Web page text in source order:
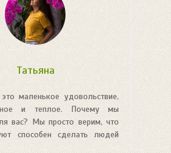
Татьяна
маленькое удовольствие,
и теплое. Почему мы
вас? Мы просто верим, что
способен сделать людей